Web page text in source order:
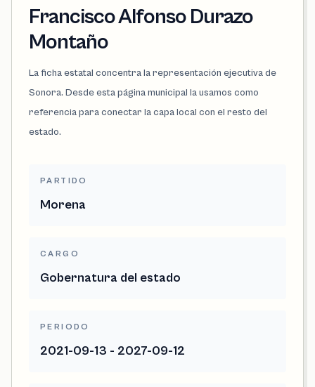
Francisco Alfonso Durazo
Montaño
La ficha estatal concentra la representación ejecutiva de
Sonora. Desde esta página municipal la usamos como
referencia para conectar la capa local con el resto del
estado.
PARTIDO
Morena
CARGO
Gobernatura del estado
PERIODO
2021-09-13 - 2027-09-12